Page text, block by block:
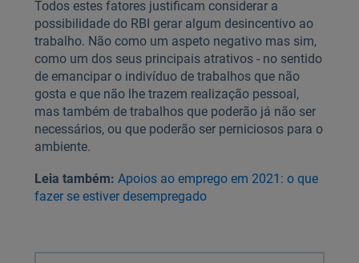
Todos estes fatores justificam considerar a
possibilidade do RBI gerar algum desincentivo ao
trabalho. Não como um aspeto negativo mas sim,
como um dos seus principais atrativos - no sentido
de emancipar o indivíduo de trabalhos que não
gosta e que não lhe trazem realização pessoal,
mas também de trabalhos que poderão já não ser
necessários, ou que poderão ser perniciosos para o
ambiente.
Leia também: Apoios ao emprego em 2021: o que
fazer se estiver desempregado